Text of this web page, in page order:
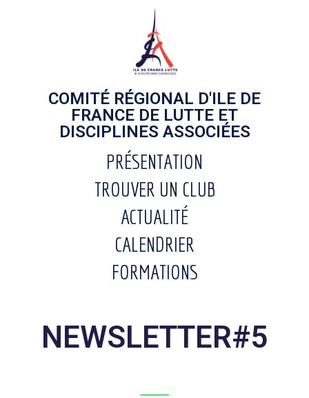
COMITÉ RÉGIONAL D'ILE DE
FRANCE DE LUTTE ET
DISCIPLINES ASSOCIÉES
PRÉSENTATION
TROUVER UN CLUB
ACTUALITÉ
CALENDRIER
FORMATIONS
NEWSLETTER#5